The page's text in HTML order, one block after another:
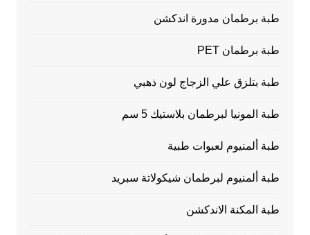
طبة برطمان مدورة اندكشن
طبة برطمان PET
طبة بتلزق علي الزجاج لون ذهبي
طبة المونيا لبرطمان بلاستيك 5 سم
طبة ألمنيوم لعبوات طبية
طبة ألمنيوم لبرطمان شيكولاتة سبريد
طبة المكنة الاندكشن